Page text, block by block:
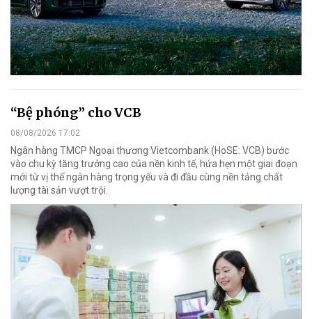
“Bệ phóng” cho VCB
08/08/2026 17:02
Ngân hàng TMCP Ngoại thương Vietcombank (HoSE: VCB) bước
vào chu kỳ tăng trưởng cao của nền kinh tế, hứa hẹn một giai đoạn
mới từ vị thế ngân hàng trọng yếu và đi đầu cùng nền tảng chất
lượng tài sản vượt trội.